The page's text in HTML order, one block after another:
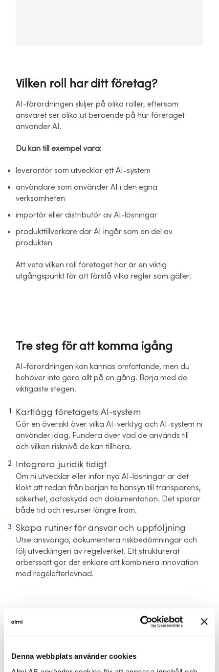
Denna webbplats använder cookies
Vilken roll har ditt företag?
AI-förordningen skiljer på olika roller, eftersom
ansvaret ser olika ut beroende på hur företaget
använder AI.
Du kan till exempel vara:
leverantör som utvecklar ett AI-system
användare som använder AI i den egna
verksamheten
importör eller distributör av AI-lösningar
produkttillverkare där AI ingår som en del av
produkten
Att veta vilken roll företaget har är en viktig
utgångspunkt för att förstå vilka regler som gäller.
Tre steg för att komma igång
AI-förordningen kan kännas omfattande, men du
behöver inte göra allt på en gång. Börja med de
viktigaste stegen.
Kartlägg företagets AI-system
Gör en översikt över vilka AI-verktyg och AI-system ni
använder idag. Fundera över vad de används till
och vilken risknivå de kan tillhöra.
Integrera juridik tidigt
Om ni utvecklar eller inför nya AI-lösningar är det
klokt att redan från början ta hänsyn till transparens,
säkerhet, dataskydd och dokumentation. Det sparar
både tid och resurser längre fram.
Skapa rutiner för ansvar och uppföljning
Utse ansvariga, dokumentera riskbedömningar och
följ utvecklingen av regelverket. Ett strukturerat
arbetssätt gör det enklare att kombinera innovation
med regelefterlevnad.